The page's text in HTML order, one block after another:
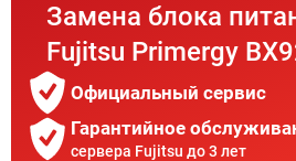
Замена блока
Fujitsu Primergy
Официальный сервис
Гарантийное
сервера Fujitsu до 3 лет